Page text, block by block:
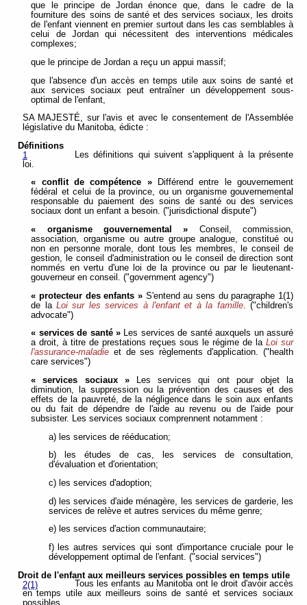
que le principe de Jordan énonce que, dans le cadre de la
fourniture des soins de santé et des services sociaux, les droits
de l'enfant viennent en premier surtout dans les cas semblables à
celui de Jordan qui nécessitent des interventions médicales
complexes;
que le principe de Jordan a reçu un appui massif;
que l'absence d'un accès en temps utile aux soins de santé et
aux services sociaux peut entraîner un développement sous-
optimal de l'enfant,
SA MAJESTÉ, sur l'avis et avec le consentement de l'Assemblée
législative du Manitoba, édicte :
Définitions
1
Les définitions qui suivent s'appliquent à la présente
loi.
« conflit de compétence »Différend entre le gouvernement
fédéral et celui de la province, ou un organisme gouvernemental
responsable du paiement des soins de santé ou des services
sociaux dont un enfant a besoin. ("jurisdictional dispute")
« organisme gouvernemental » Conseil, commission,
association, organisme ou autre groupe analogue, constitué ou
non en personne morale, dont tous les membres, le conseil de
gestion, le conseil d'administration ou le conseil de direction sont
nommés en vertu d'une loi de la province ou par le lieutenant-
gouverneur en conseil. ("government agency")
« protecteur des enfants » S'entend au sens du paragraphe 1(1)
de laLoi sur les services à l'enfant et à la famille. ("children's
advocate")
« services de santé » Les services de santé auxquels un assuré
a droit, à titre de prestations reçues sous le régime de laLoi sur
l'assurance-maladie et de ses règlements d'application. ("health
care services")
« services sociaux »
Les services qui ont pour objet la
diminution, la suppression ou la prévention des causes et des
effets de la pauvreté, de la négligence dans le soin aux enfants
ou du fait de dépendre de l'aide au revenu ou de l'aide pour
subsister. Les services sociaux comprennent notamment :
a) les services de rééducation;
b) les études de cas, les services de consultation,
d'évaluation et d'orientation;
c) les services d'adoption;
d) les services d'aide ménagère, les services de garderie, les
services de relève et autres services du même genre;
e) les services d'action communautaire;
f) les autres services qui sont d'importance cruciale pour le
développement optimal de l'enfant. ("social services")
Droit de l'enfant aux meilleurs services possibles en temps utile
2(1)
Tous les enfants au Manitoba ont le droit d'avoir accès
en temps utile aux meilleurs soins de santé et services sociaux